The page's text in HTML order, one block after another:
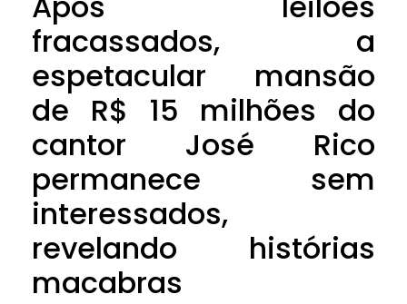
fracassados, a
espetacular mansão
de R$ 15 milhões do
cantor José Rico
permanece sem
interessados,
revelando histórias
macabras